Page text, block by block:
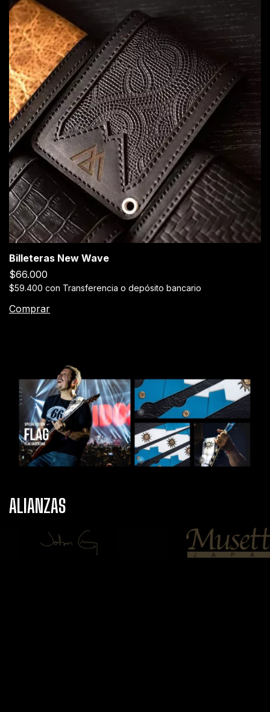
Billeteras New Wave
$66.000
$59.400 con Transferencia o depósito bancario
Comprar
ALIANZAS